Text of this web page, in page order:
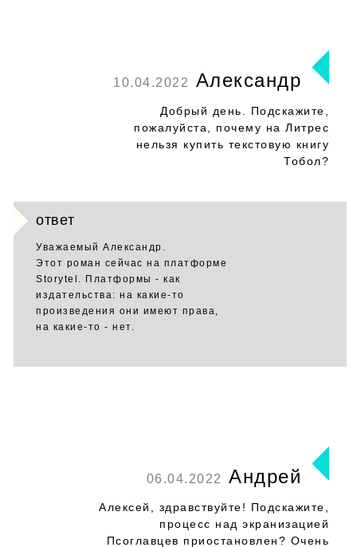
10.04.2022 Александр
Добрый день. Подскажите,
пожалуйста, почему на Литрес
нельзя купить текстовую книгу
Тобол?
ответ
Уважаемый Александр.
Этот роман сейчас на платформе
Storytel. Платформы - как
издательства: на какие-то
произведения они имеют права,
на какие-то - нет.
06.04.2022 Андрей
Алексей, здравствуйте! Подскажите,
процесс над экранизацией
Псоглавцев приостановлен? Очень